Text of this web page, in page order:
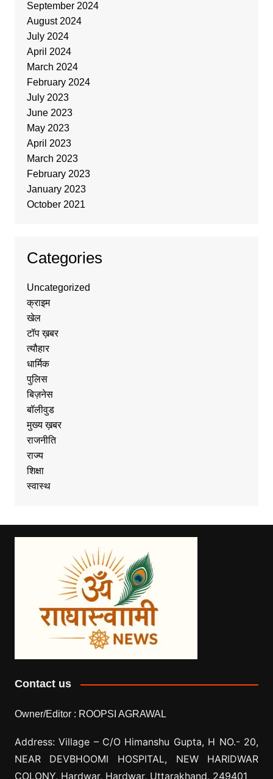
September 2024
August 2024
July 2024
April 2024
March 2024
February 2024
July 2023
June 2023
May 2023
April 2023
March 2023
February 2023
January 2023
October 2021
Categories
Uncategorized
क्राइम
खेल
टॉप ख़बर
त्यौहार
धार्मिक
पुलिस
बिज़नेस
बॉलीवुड
मुख्य ख़बर
राजनीति
राज्य
शिक्षा
स्वास्थ
Contact us
Owner/Editor : ROOPSI AGRAWAL
Address: Village – C/O Himanshu Gupta, H NO.- 20,
NEAR DEVBHOOMI HOSPITAL, NEW HARIDWAR
COLONY, Hardwar, Hardwar, Uttarakhand, 249401